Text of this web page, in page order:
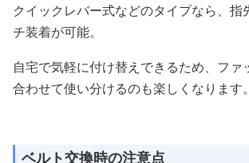
クイックレバー式などのタイプなら、指
チ装着が可能。
自宅で気軽に付け替えできるため、ファ
合わせて使い分けるのも楽しくなります。
ベルト交換時の注意点